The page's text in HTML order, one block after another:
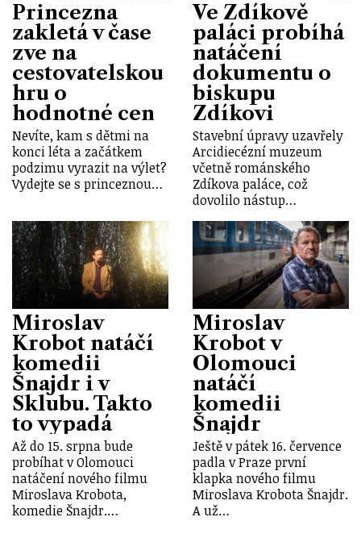
Princezna
zakletá v čase
zve na
cestovatelskou
hru o
hodnotné cen
Nevíte, kam s dětmi na
konci léta a začátkem
podzimu vyrazit na výlet?
Vydejte se s princeznou…
Ve Zdíkově
paláci probíhá
natáčení
dokumentu o
biskupu
Zdíkovi
Stavební úpravy uzavřely
Arcidiecézní muzeum
včetně románského
Zdíkova paláce, což
dovolilo nástup…
Miroslav
Krobot natáčí
komedii
Šnajdr i v
Sklubu. Takto
to vypadá
Až do 15. srpna bude
probíhat v Olomouci
natáčení nového filmu
Miroslava Krobota,
komedie Šnajdr.…
Miroslav
Krobot v
Olomouci
natáčí
komedii
Šnajdr
Ještě v pátek 16. července
padla v Praze první
klapka nového filmu
Miroslava Krobota Šnajdr.
A už…